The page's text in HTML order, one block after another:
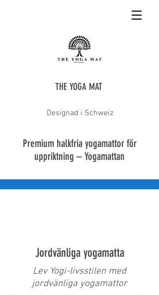
THE YOGA MAT
Designad i Schweiz
Premium halkfria yogamattor för
uppriktning – Yogamattan
Jordvänliga yogamatta
Lev Yogi-livsstilen med
jordvänliga yogamattor